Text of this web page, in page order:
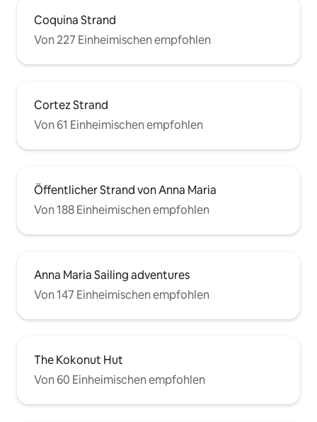
Coquina Strand
Von 227 Einheimischen empfohlen
Cortez Strand
Von 61 Einheimischen empfohlen
Öffentlicher Strand von Anna Maria
Von 188 Einheimischen empfohlen
Anna Maria Sailing adventures
Von 147 Einheimischen empfohlen
The Kokonut Hut
Von 60 Einheimischen empfohlen